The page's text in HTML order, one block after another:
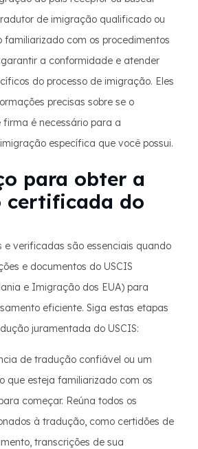
de imigração qualificado ou
familiarizado com os procedimentos
a conformidade e atender
do processo de imigração. Eles
precisas sobre se o
firma é necessário para a
específica que você possui.
para obter a
certificada do
e verificadas são essenciais quando
e documentos do USCIS
e Imigração dos EUA) para
eficiente. Siga estas etapas
juramentada do USCIS:
de tradução confiável ou um
que esteja familiarizado com os
começar. Reúna todos os
à tradução, como certidões de
transcrições de sua